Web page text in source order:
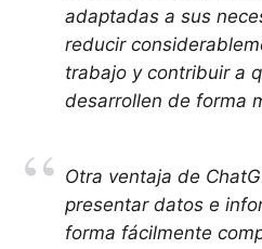
adaptadas a sus
reducir
trabajo y contribuir a
desarrollen de forma
Otra ventaja de
presentar datos e
forma fácilmente